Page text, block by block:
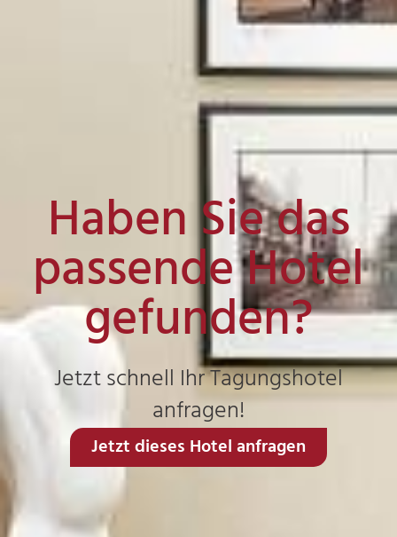
Haben Sie das
passende Hotel
gefunden?
Jetzt schnell Ihr Tagungshotel
anfragen!
Jetzt dieses Hotel anfragen